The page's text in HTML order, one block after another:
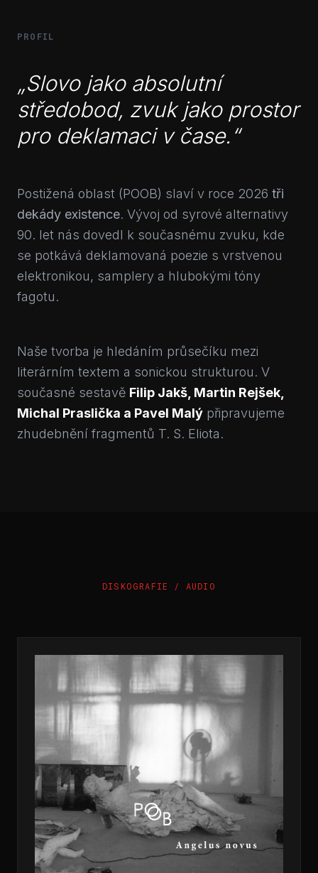
PROFIL
„Slovo jako absolutní
středobod, zvuk jako prostor
pro deklamaci v čase.“
Postižená oblast (POOB) slaví v roce 2026 tři
dekády existence. Vývoj od syrové alternativy
90. let nás dovedl k současnému zvuku, kde
se potkává deklamovaná poezie s vrstvenou
elektronikou, samplery a hlubokými tóny
fagotu.
Naše tvorba je hledáním průsečíku mezi
literárním textem a sonickou strukturou. V
současné sestavě Filip Jakš, Martin Rejšek,
Michal Praslička a Pavel Malý připravujeme
zhudebnění fragmentů T. S. Eliota.
DISKOGRAFIE / AUDIO